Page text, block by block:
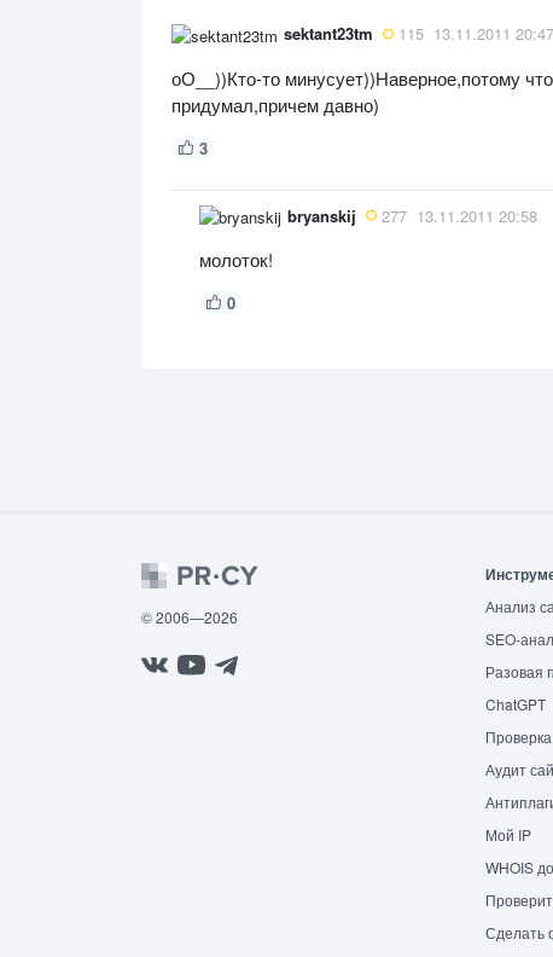
sektant23tm 115 13.11.2011 20:47
оО__))Кто-то минусует))Наверное,потому
придумал,причем давно)
3
bryanskij 277 13.11.2011 20:58
молоток!
0
© 2006—2026
Анализ
SEO-
Разовая
ChatGPT
Аудит
Мой IP
WHOIS
Сделать